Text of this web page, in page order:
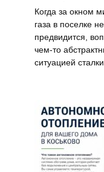
Когда за окном
газа в поселке
предвидится,
чем-то
ситуацией